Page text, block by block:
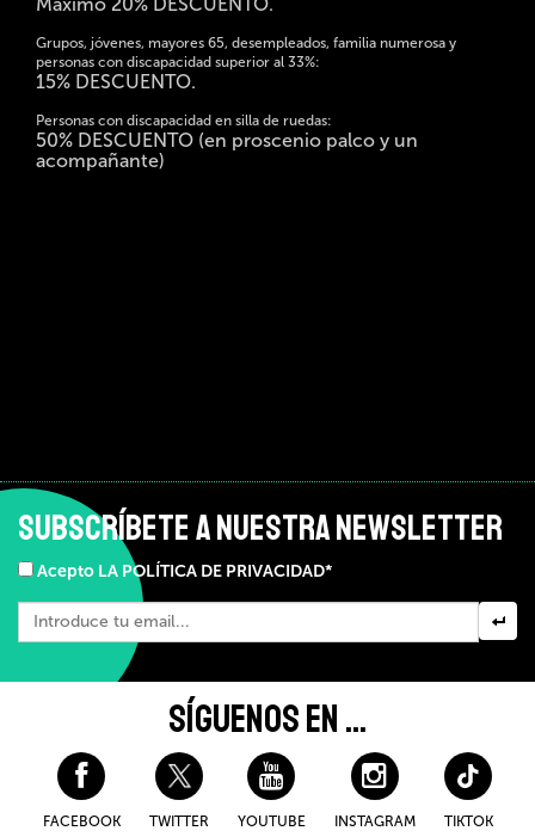
Grupos, jóvenes, mayores 65, desempleados, familia numerosa y
personas con discapacidad superior al 33%:
15% DESCUENTO.
Personas con discapacidad en silla de ruedas:
50% DESCUENTO (en proscenio palco y un
acompañante)
SUBSCRÍBETE A NUESTRA NEWSLETTER
Acepto LA POLÍTICA DE PRIVACIDAD*
SÍGUENOS EN ...
FACEBOOK TWITTER YOUTUBE INSTAGRAM TIKTOK